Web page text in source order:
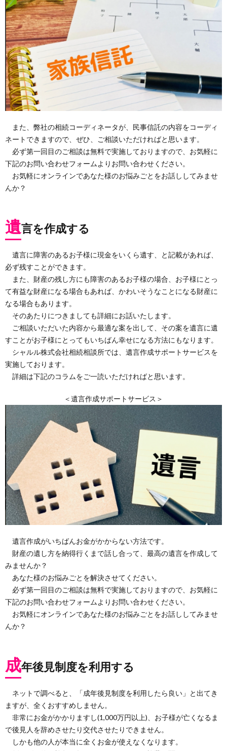
また、弊社の相続コーディネータが、民事信託の内容をコーディ
ネートできますので、ぜひ、ご相談いただければと思います。
必ず第一回目のご相談は無料で実施しておりますので、お気軽に
下記のお問い合わせフォームよりお問い合わせください。
お気軽にオンラインであなた様のお悩みごとをお話ししてみませ
んか？
遺言を作成する
遺言に障害のあるお子様に現金をいくら遺す、と記載があれば、
必ず残すことができます。
また、財産の残し方にも障害のあるお子様の場合、お子様にとっ
て有益な財産になる場合もあれば、かわいそうなことになる財産に
なる場合もあります。
そのあたりにつきましても詳細にお話いたします。
ご相談いただいた内容から最適な案を出して、その案を遺言に遺
すことがお子様にとってもいちばん幸せになる方法にもなります。
シャルル株式会社相続相談所では、遺言作成サポートサービスを
実施しております。
詳細は下記のコラムをご一読いただければと思います。
＜遺言作成サポートサービス＞
遺言作成がいちばんお金がかからない方法です。
財産の遺し方を納得行くまで話し合って、最高の遺言を作成して
みませんか？
あなた様のお悩みごとを解決させてください。
必ず第一回目のご相談は無料で実施しておりますので、お気軽に
下記のお問い合わせフォームよりお問い合わせください。
お気軽にオンラインであなた様のお悩みごとをお話ししてみませ
んか？
成年後見制度を利用する
ネットで調べると、「成年後見制度を利用したら良い」と出てき
ますが、全くおすすめしません。
非常にお金がかかりますし(1,000万円以上)、お子様が亡くなるま
で後見人を辞めさせたり交代させたりできません。
しかも他の人が本当に全くお金が使えなくなります。